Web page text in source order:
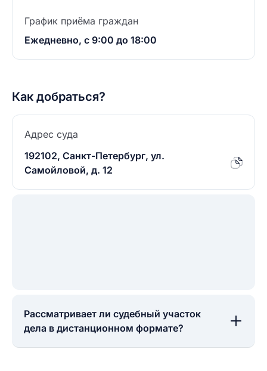
График приёма граждан
Ежедневно, с 9:00 до 18:00
Как добраться?
Адрес суда
192102, Санкт-Петербург, ул.
Самойловой, д. 12
Рассматривает ли судебный участок
дела в дистанционном формате?